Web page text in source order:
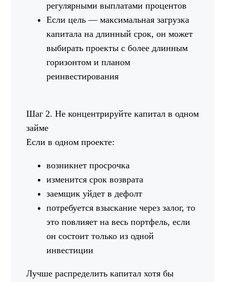
регулярными выплатами процентов
Если цель — максимальная загрузка
капитала на длинный срок, он может
выбирать проекты с более длинным
горизонтом и планом
реинвестирования
Шаг 2. Не концентрируйте капитал в одном
займе
Если в одном проекте:
возникнет просрочка
изменится срок возврата
заемщик уйдет в дефолт
потребуется взыскание через залог, то
это повлияет на весь портфель, если
он состоит только из одной
инвестиции
Лучше распределить капитал хотя бы